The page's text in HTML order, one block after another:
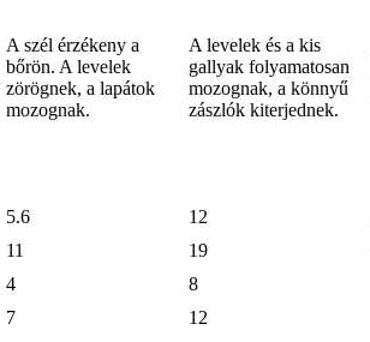
A szél érzékeny a
bőrön. A levelek
zörögnek, a lapátok
mozognak.
A levelek és a kis
gallyak folyamatosan
mozognak, a könnyű
zászlók kiterjednek.
5.6 12
11 19
4 8
7 12